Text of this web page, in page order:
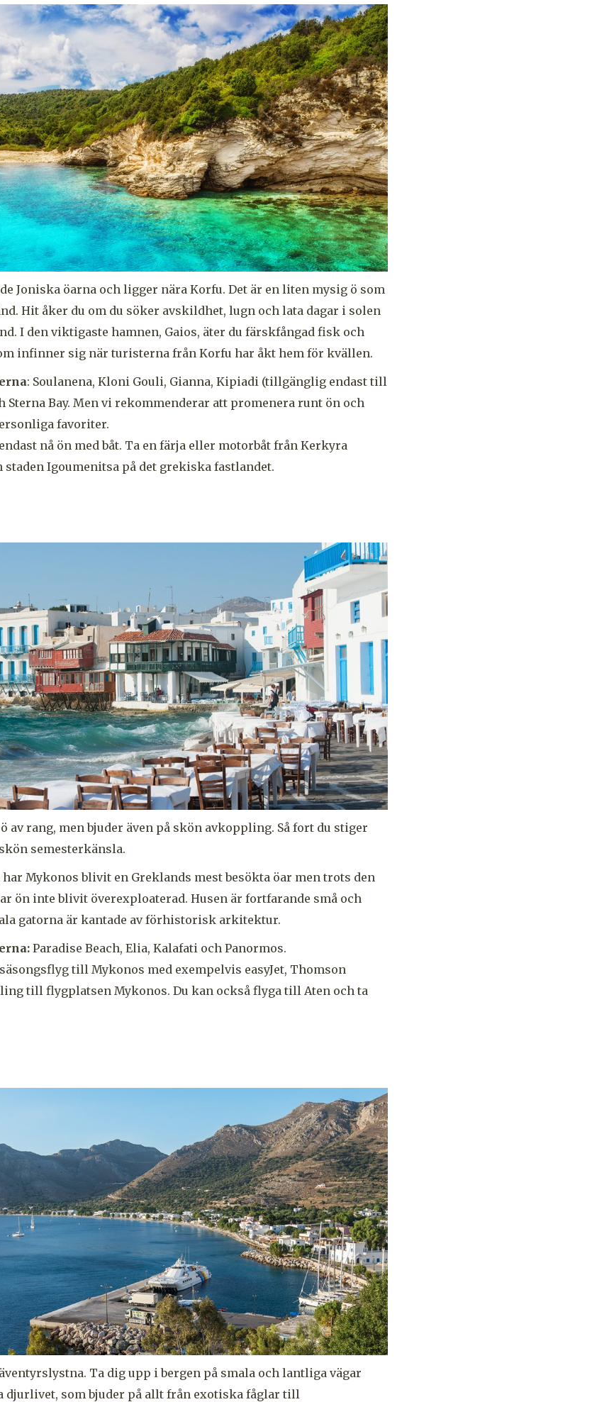
Joniska öarna och ligger nära Korfu. Det är en liten mysig ö som
Hit åker du om du söker avskildhet, lugn och lata dagar i solen
I den viktigaste hamnen, Gaios, äter du färskfångad fisk och
infinner sig när turisterna från Korfu har åkt hem för kvällen.
: Soulanena, Kloni Gouli, Gianna, Kipiadi (tillgänglig endast till
Sterna Bay. Men vi rekommenderar att promenera runt ön och
favoriter.
nå ön med båt. Ta en färja eller motorbåt från Kerkyra
staden Igoumenitsa på det grekiska fastlandet.
av rang, men bjuder även på skön avkoppling. Så fort du stiger
semesterkänsla.
har Mykonos blivit en Greklands mest besökta öar men trots den
ön inte blivit överexploaterad. Husen är fortfarande små och
gatorna är kantade av förhistorisk arkitektur.
Paradise Beach, Elia, Kalafati och Panormos.
till Mykonos med exempelvis easyJet, Thomson
till flygplatsen Mykonos. Du kan också flyga till Aten och ta
Ta dig upp i bergen på smala och lantliga vägar
djurlivet, som bjuder på allt från exotiska fåglar till